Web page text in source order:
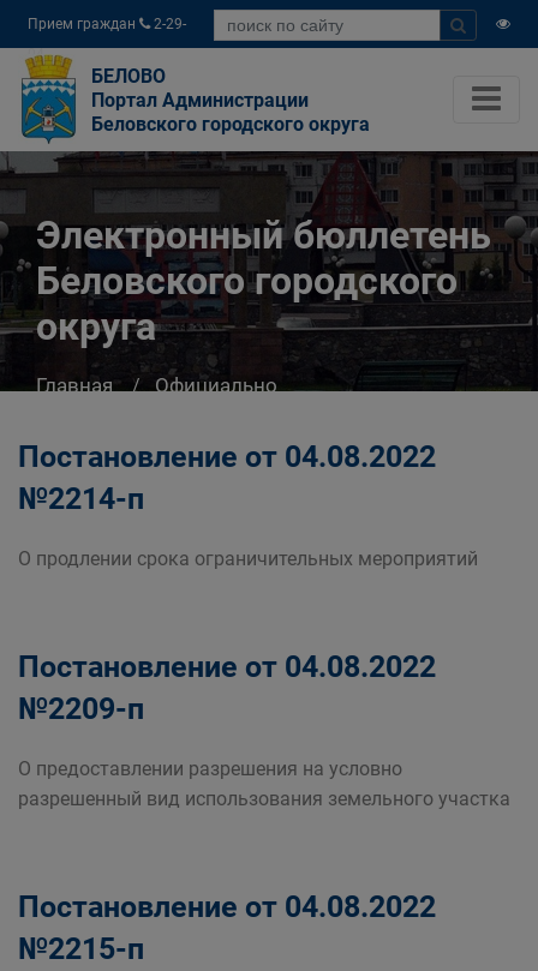
Прием граждан
2-29-
04
БЕЛОВО
Портал Администрации
Беловского городского округа
Электронный бюллетень
Беловского городского
округа
Главная
Официально
Постановление от 04.08.2022
№2214-п
О продлении срока ограничительных мероприятий
Постановление от 04.08.2022
№2209-п
О предоставлении разрешения на условно
разрешенный вид использования земельного участка
Постановление от 04.08.2022
№2215-п